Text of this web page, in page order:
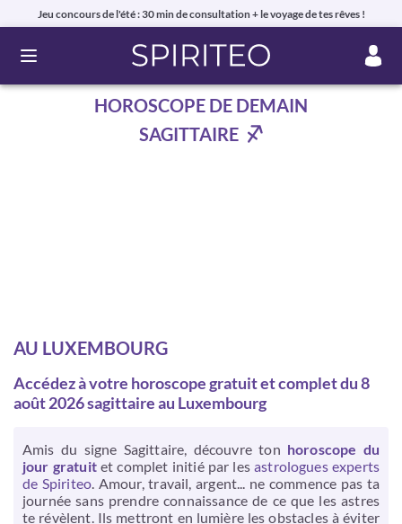
Jeu concours de l'été : 30 min de consultation + le voyage de tes rêves !
Ouvrir le menu
HOROSCOPE DE DEMAIN
SAGITTAIRE
AU LUXEMBOURG
Accédez à votre horoscope gratuit et complet du 8
août 2026 sagittaire au Luxembourg
Amis du signe Sagittaire, découvre ton horoscope du
jour gratuitet complet initié par lesastrologues experts
de Spiriteo. Amour, travail, argent... ne commence pas ta
journée sans prendre connaissance de ce que les astres
te révèlent. Ils mettront en lumière les obstacles à éviter